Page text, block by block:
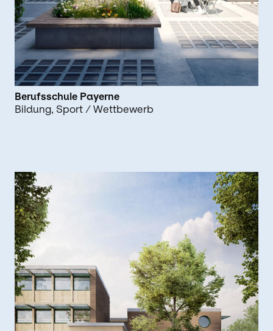
Berufsschule Payerne
Bildung Sport / Wettbewerb